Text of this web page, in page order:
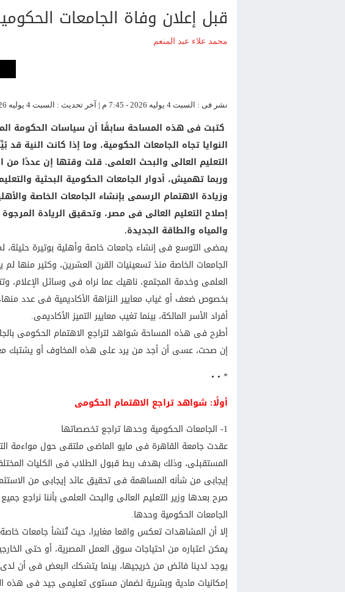
قبل إعلان وفاة الجامعات
محمد علاء عبد المنعم
نشر فى : السبت 4 يوليه 2026 - 7:45 م | آخر تحديث : السبت 4 يوليه 2026 - 7:45 م
كتبت فى هذه المساحة سابقًا أن سياسات الحكومة
النوايا تجاه الجامعات الحكومية، وما إذا كانت
التعليم العالى والبحث العلمى. قلت وقتها إن عددًا
وربما تهميش، أدوار الجامعات الحكومية البحثية
وزيادة الاهتمام الرسمى بإنشاء الجامعات الخاصة
إصلاح التعليم العالى فى مصر، وتحقيق الريادة
والمياه والطاقة الجديدة.
يمضى التوسع فى إنشاء جامعات خاصة وأهلية بوتيرة حثيثة،
الجامعات الخاصة منذ تسعينيات القرن العشرين، وكثير منها
العلمى وخدمة المجتمع، ناهيك عما نراه فى وسائل الإعلام،
بخصوص ضعف أو غياب معايير النزاهة الأكاديمية فى عدد
أفراد الأسر المالكة، بينما تغيب معايير التميز الأكاديمى.
أطرح فى هذه المساحة شواهد لتراجع الاهتمام الحكومى
إن صحت، عسى أن أجد من يرد على هذه المخاوف أو يشتبك
* • •
أولًا: شواهد تراجع الاهتمام الحكومى
1- الجامعات الحكومية وحدها تراجع تخصصاتها
عقدت جامعة القاهرة فى مايو الماضى ملتقى حول مواءمة
المستقبلى، وذلك بهدف ربط قبول الطلاب فى الكليات
إيجابى من شأنه المساهمة فى تحقيق عائد إيجابى من
صرح بعدها وزير التعليم العالى والبحث العلمى بأننا نراجع
الجامعات الحكومية وحدها.
إلا أن المشاهدات تعكس واقعا مغايرا، حيث تُنشأ جامعات
يمكن اعتباره من احتياجات سوق العمل المصرية، أو حتى
يوجد لدينا فائض من خريجيها، بينما يتشكك البعض فى أن
إمكانيات مادية وبشرية لضمان مستوى تعليمى جيد فى هذه